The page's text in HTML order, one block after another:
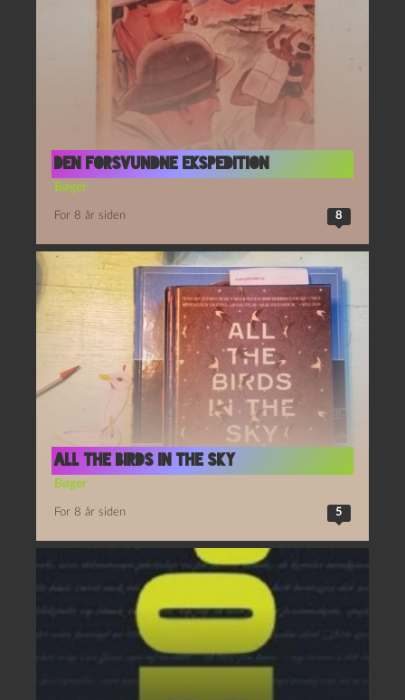
Den forsvundne ekspedition
Bøger
For 8 år siden 8
All the Birds in the Sky
Bøger
For 8 år siden 5